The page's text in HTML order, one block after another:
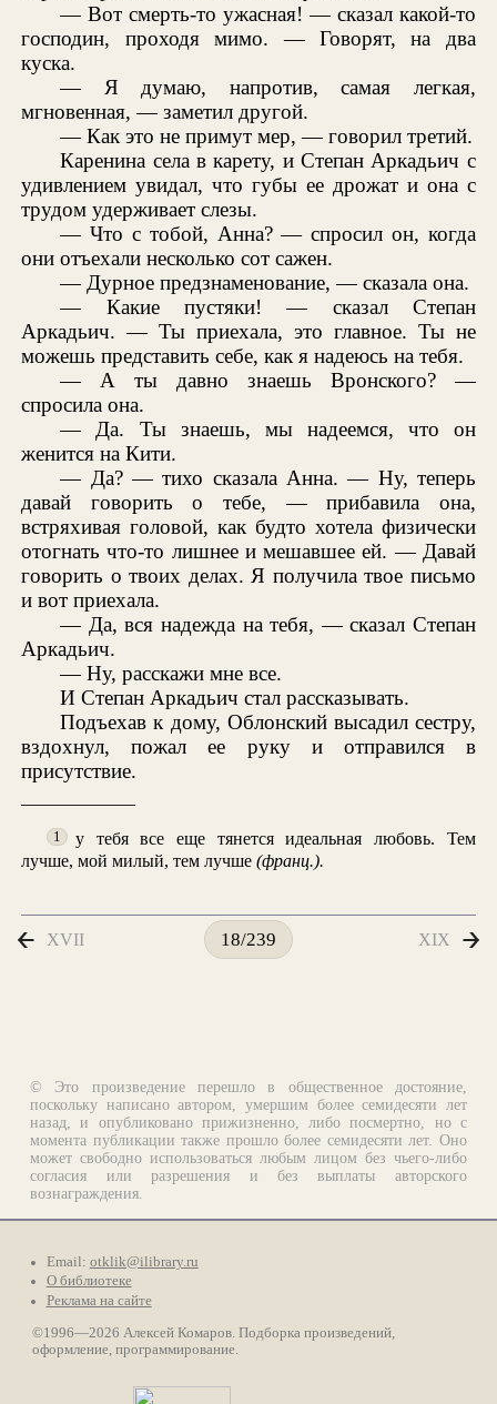
— Вот смерть-то ужасная! — сказал какой-то
господин, проходя мимо. — Говорят, на два
куска.
— Я думаю, напротив, самая легкая,
мгновенная, — заметил другой.
— Как это не примут мер, — говорил третий.
Каренина села в карету, и Степан Аркадьич с
удивлением увидал, что губы ее дрожат и она с
трудом удерживает слезы.
— Что с тобой, Анна? — спросил он, когда
они отъехали несколько сот сажен.
— Дурное предзнаменование, — сказала она.
— Какие пустяки! — сказал Степан
Аркадьич. — Ты приехала, это главное. Ты не
можешь представить себе, как я надеюсь на тебя.
— А ты давно знаешь Вронского? —
спросила она.
— Да. Ты знаешь, мы надеемся, что он
женится на Кити.
— Да? — тихо сказала Анна. — Ну, теперь
давай говорить о тебе, — прибавила она,
встряхивая головой, как будто хотела физически
отогнать что-то лишнее и мешавшее ей. — Давай
говорить о твоих делах. Я получила твое письмо
и вот приехала.
— Да, вся надежда на тебя, — сказал Степан
Аркадьич.
— Ну, расскажи мне все.
И Степан Аркадьич стал рассказывать.
Подъехав к дому, Облонский высадил сестру,
вздохнул, пожал ее руку и отправился в
присутствие.
1
у тебя все еще тянется идеальная любовь. Тем
лучше, мой милый, тем лучше(франц.).
XVII 18/239 XIX
© Это произведение перешло в общественное достояние,
поскольку написано автором, умершим более семидесяти лет
назад, и опубликовано прижизненно, либо посмертно, но с
момента публикации также прошло более семидесяти лет. Оно
может свободно использоваться любым лицом без чьего-либо
согласия или разрешения и без выплаты авторского
вознаграждения.
Email: otklik@ilibrary.ru
О библиотеке
Реклама на сайте
©1996—2026 Алексей Комаров. Подборка произведений,
оформление, программирование.